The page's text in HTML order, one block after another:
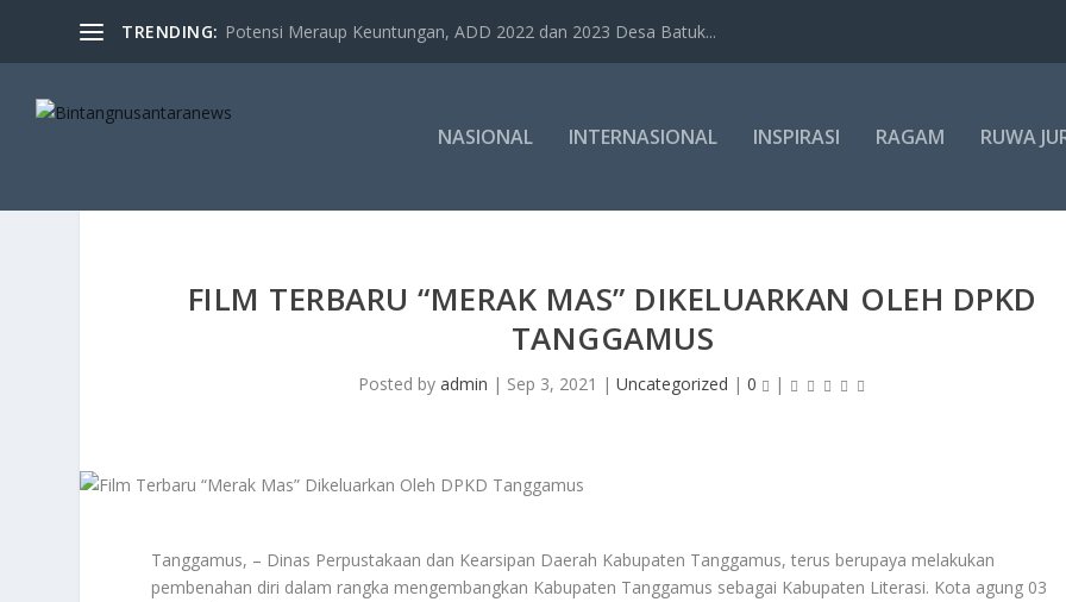
TRENDING: Potensi Meraup Keuntungan, ADD 2022 dan 2023 Desa Batuk...
NASIONAL INTERNASIONAL INSPIRASI RAGAM RUWA
FILM TERBARU “MERAK MAS” DIKELUARKAN OLEH DPKD
TANGGAMUS
Posted by admin | Sep 3, 2021 | Uncategorized | 0 |
Tanggamus, – Dinas Perpustakaan dan Kearsipan Daerah Kabupaten Tanggamus, terus berupaya melakukan
pembenahan diri dalam rangka mengembangkan Kabupaten Tanggamus sebagai Kabupaten Literasi. Kota agung 03